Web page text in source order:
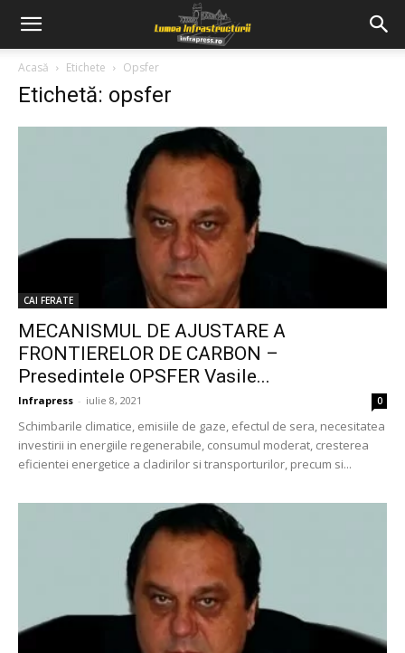
Acasă Etichete Opsfer
Etichetă: opsfer
CAI FERATE
MECANISMUL DE AJUSTARE A
FRONTIERELOR DE CARBON –
Presedintele OPSFER Vasile...
Infrapress - iulie 8, 2021 0
Schimbarile climatice, emisiile de gaze, efectul de sera, necesitatea
investirii in energiile regenerabile, consumul moderat, cresterea
eficientei energetice a cladirilor si transporturilor, precum si...